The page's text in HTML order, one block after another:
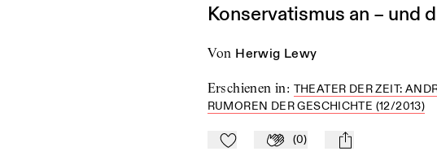
Konservatismus an – und
von Herwig Lewy
Erschienen in: THEATER DER ZEIT:
RUMOREN DER GESCHICHTE (12/2013)
Zu Mein-TdZ hinzufügen
Applaudieren
(0) mail